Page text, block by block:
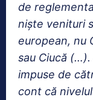
de
niște venituri
european, nu
sau Ciucă
impuse de
cont că